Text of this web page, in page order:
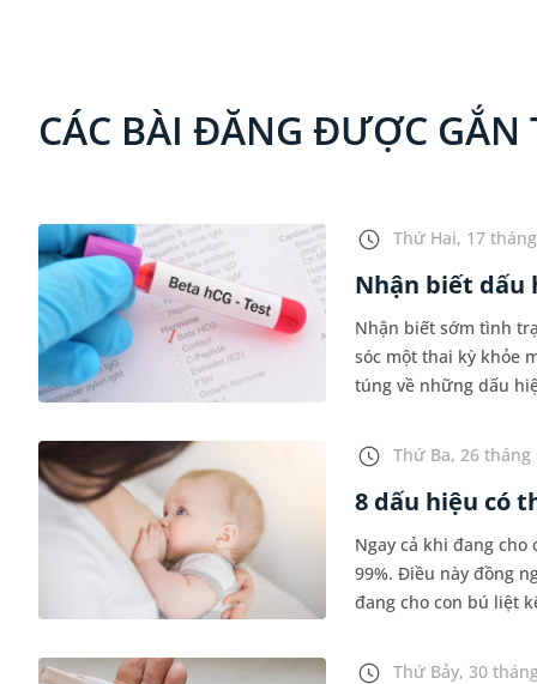
CÁC BÀI ĐĂNG ĐƯỢC GẮN
Thứ Hai, 17
Nhận biết dấu
Nhận biết sớm tình
sóc một thai kỳ khỏe
túng về những dấu
Thứ Ba, 26 tháng
8 dấu hiệu có
Ngay cả khi đang
99%. Điều này đồng
đang cho con bú liệt
Thứ Bảy, 30